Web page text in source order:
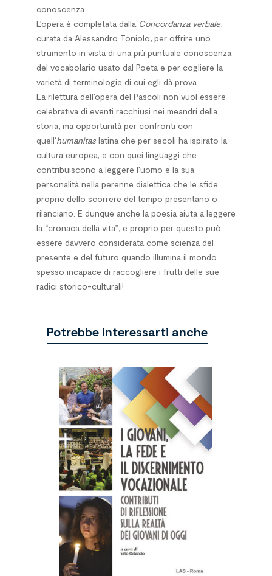
conoscenza.
L’opera è completata dalla Concordanza verbale,
curata da Alessandro Toniolo, per offrire uno
strumento in vista di una più puntuale conoscenza
del vocabolario usato dal Poeta e per cogliere la
varietà di terminologie di cui egli dà prova.
La rilettura dell’opera del Pascoli non vuol essere
celebrativa di eventi racchiusi nei meandri della
storia, ma opportunità per confronti con
quell’humanitas latina che per secoli ha ispirato la
cultura europea; e con quei linguaggi che
contribuiscono a leggere l’uomo e la sua
personalità nella perenne dialettica che le sfide
proprie dello scorrere del tempo presentano o
rilanciano. E dunque anche la poesia aiuta a leggere
la “cronaca della vita”, e proprio per questo può
essere davvero considerata come scienza del
presente e del futuro quando illumina il mondo
spesso incapace di raccogliere i frutti delle sue
radici storico-culturali!
Potrebbe interessarti anche